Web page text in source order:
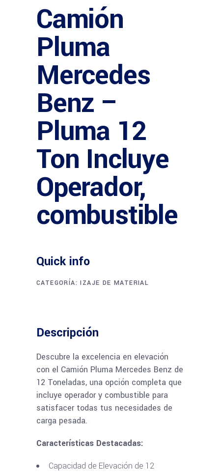
Camión
Pluma
Mercedes
Benz –
Pluma 12
Ton Incluye
Operador,
combustible
Quick info
CATEGORÍA:IZAJE DE MATERIAL
Descripción
Descubre la excelencia en elevación
con el Camión Pluma Mercedes Benz de
12 Toneladas, una opción completa que
incluye operador y combustible para
satisfacer todas tus necesidades de
carga pesada.
Características Destacadas:
Capacidad de Elevación de 12